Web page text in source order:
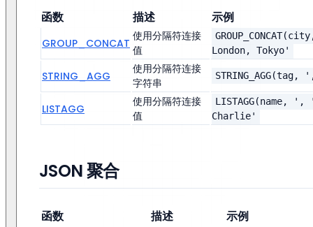
函数 描述 示例
GROUP_CONCAT
使用分隔符连接
值
London, Tokyo'
STRING_AGG
使用分隔符连接
字符串
LISTAGG
使用分隔符连接
值
LISTAGG(name,
Charlie'
JSON 聚合
函数 描述 示例